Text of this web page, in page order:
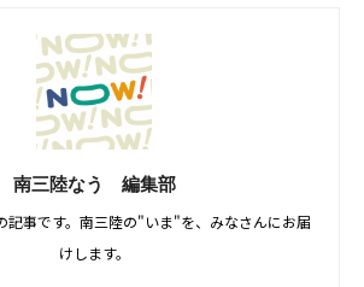
南三陸なう 編集部
記事です。南三陸の"いま"を、みなさんにお届
けします。